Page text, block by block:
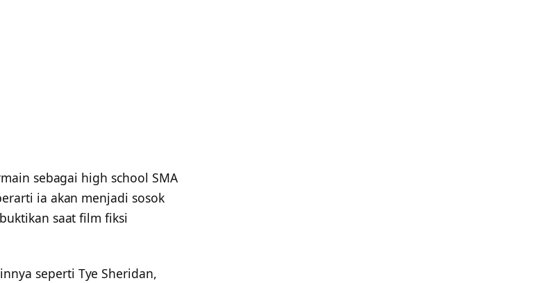
sebagai high school SMA
ia akan menjadi sosok
saat film fiksi
seperti Tye Sheridan,